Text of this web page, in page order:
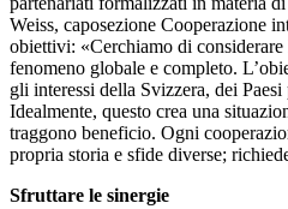
Weiss, caposezione Cooperazione
obiettivi: «Cerchiamo di
fenomeno globale e completo.
gli interessi della Svizzera, dei
Idealmente, questo crea una
traggono beneficio. Ogni
propria storia e sfide diverse;
Sfruttare le sinergie